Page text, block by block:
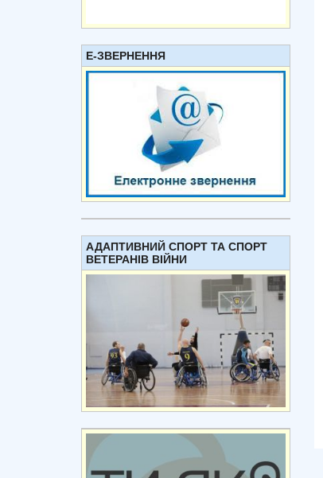
Е-ЗВЕРНЕННЯ
АДАПТИВНИЙ СПОРТ ТА СПОРТ
ВЕТЕРАНІВ ВІЙНИ